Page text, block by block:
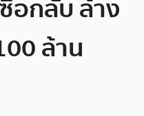
อกลับ ล้าง
ล้าน